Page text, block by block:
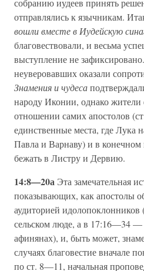
собранию иудеев принять
отправлялись к язычникам.
вошли вместе в Иудейскую
благовествовали, и весьма
выступление не зафиксировано.
неуверовавших оказали
Знамения и чудеса
народу Иконии, однако жители
отношении самих апостолов
единственные места, где Лука
Павла и Варнаву) и в
бежать в Листру и Дервию.
14:8—20а Эта замечательная
показывающих, как апостолы
аудиторией идолопоклонников
сельском люде, а в 17:16—34
афинянах), и, быть может,
случаях благовестие вначале
по ст. 8—11, начальная